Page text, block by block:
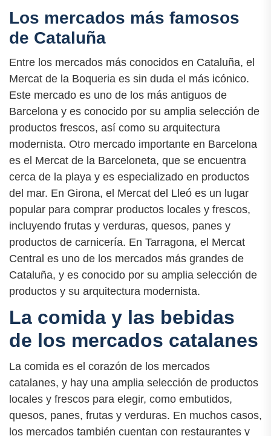
Los mercados más famosos
de Cataluña
Entre los mercados más conocidos en Cataluña, el
Mercat de la Boqueria es sin duda el más icónico.
Este mercado es uno de los más antiguos de
Barcelona y es conocido por su amplia selección de
productos frescos, así como su arquitectura
modernista. Otro mercado importante en Barcelona
es el Mercat de la Barceloneta, que se encuentra
cerca de la playa y es especializado en productos
del mar. En Girona, el Mercat del Lleó es un lugar
popular para comprar productos locales y frescos,
incluyendo frutas y verduras, quesos, panes y
productos de carnicería. En Tarragona, el Mercat
Central es uno de los mercados más grandes de
Cataluña, y es conocido por su amplia selección de
productos y su arquitectura modernista.
La comida y las bebidas
de los mercados catalanes
La comida es el corazón de los mercados
catalanes, y hay una amplia selección de productos
locales y frescos para elegir, como embutidos,
quesos, panes, frutas y verduras. En muchos casos,
los mercados también cuentan con restaurantes y